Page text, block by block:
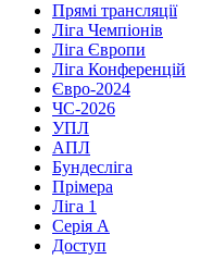
Прямі трансляції
Ліга Чемпіонів
Ліга Європи
Ліга Конференцій
Євро-2024
ЧС-2026
УПЛ
АПЛ
Бундесліга
Прімера
Ліга 1
Серія А
Доступ